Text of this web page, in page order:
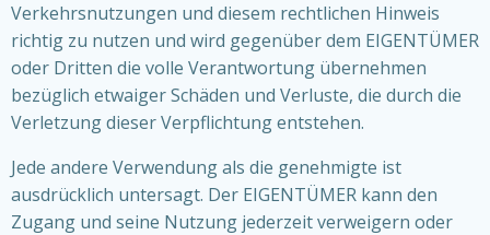
Verkehrsnutzungen und diesem rechtlichen Hinweis
richtig zu nutzen und wird gegenüber dem EIGENTÜMER
oder Dritten die volle Verantwortung übernehmen
bezüglich etwaiger Schäden und Verluste, die durch die
Verletzung dieser Verpflichtung entstehen.
Jede andere Verwendung als die genehmigte ist
ausdrücklich untersagt. Der EIGENTÜMER kann den
Zugang und seine Nutzung jederzeit verweigern oder